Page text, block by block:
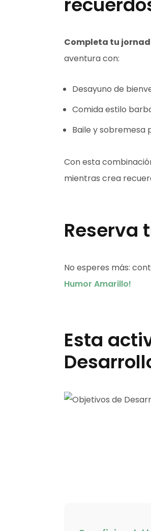
Completa tu
aventura con:
Desayuno de
Comida estilo
Baile y sobremesa
Con esta
mientras crea
Reserva
No esperes más:
Humor Amarillo!
Esta